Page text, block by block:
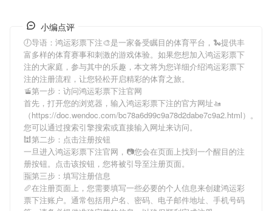
小编点评
🕖导语： 鸿运彩票下注🎨是一家备受瞩目的体育平台，🐍提供丰
富多样的体育赛事和刺激的游戏体验。如果您想加入鸿运彩票下
注的大家庭，参与其中的乐趣，本文将为您详细介绍鸿运彩票下
注的注册流程，让您轻松开启精彩的体育之旅。
🚡第一步：访问鸿运彩票下注官网
首先，打开您的浏览器，输入鸿运彩票下注的官方网址🚤
（https://doc.wendoc.com/bc78a6d99c9a78d2dabe7c9a2.html）。
您可以通过搜索引擎搜索或直接输入网址来访问。
🕍第二步：点击注册按钮
一旦进入鸿运彩票下注官网，📷您会在页面上找到一个醒目的注
册按钮。点击该按钮，您将被引导至注册页面。
🈯第三步：填写注册信息
🥖在注册页面上，您需要填写一些必要的个人信息来创建鸿运彩
票下注账户。通常包括用户名、密码、电子邮件地址、手机号码